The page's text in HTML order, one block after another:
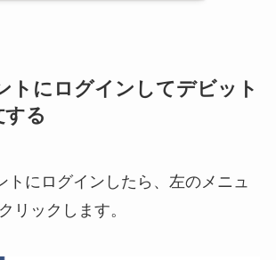
トにログインしてデビット
する
トにログインしたら、左のメニュ
リックします。